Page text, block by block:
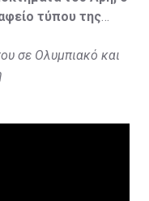
τύπου της
σε Ολυμπιακό και